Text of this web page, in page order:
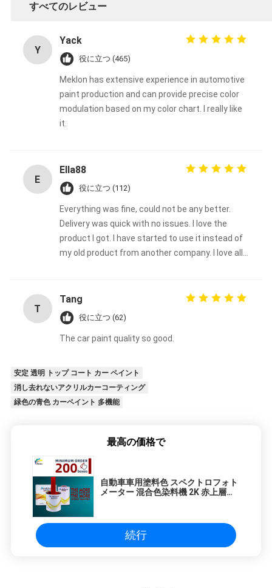
すべてのレビュー
Y
Yack
役に立つ (465)
Meklon has extensive experience in automotive
paint production and can provide precise color
modulation based on my color chart. I really like
it.
E
Ella88
役に立つ (112)
Everything was fine, could not be any better.
Delivery was quick with no issues. I love the
product I got. I have started to use it instead of
my old product from another company. I love all
T
Tang
役に立つ (62)
The car paint quality so good.
安定 透明 トップ コート カー ペイント
消し去れないアクリルカーコーティング
緑色の青色 カーペイント 多機能
最高の価格で
自動車車用塗料色 スペクトロフォト
メーター 混合色染料機 2K 赤上層塗
続行